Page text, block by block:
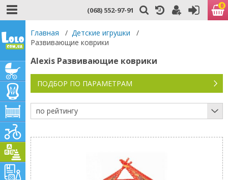
(068) 552-97-91 0
Главная / Детские игрушки
/
Развивающие коврики
Alexis Развивающие коврики
ПОДБОР ПО ПАРАМЕТРАМ
по рейтингу